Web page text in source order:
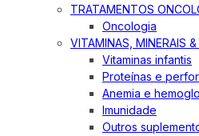
TRATAMENTOS
Oncologia
VITAMINAS, MINERAIS
Vitaminas infantis
Proteínas e
Anemia e
Imunidade
Outros